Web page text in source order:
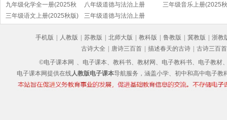
(PEP)
(部编版)
九年级化学全一册(2025秋
版)
八年级道德与法治上册
(2025秋版)(部编版)
三年级音乐上册(2025
三年级语文上册(2025秋版)
三年级道德与法治上册
手机版
人教版 苏教版 北师大版 教科版 鲁教版 冀教版
浙教
古诗大全
唐诗三百首 描述春天的古诗
古诗三百首
©电子课本网 、电子课本、教科书、教材网、电子教科书、电子教材
电子课本网提供在线人教版电子课本导航服务，涵盖小学、初中和高中电子